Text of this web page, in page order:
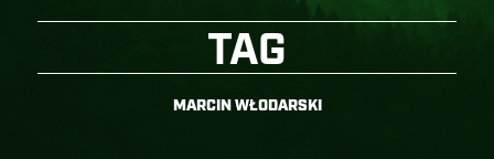
TAG
MARCIN WŁODARSKI